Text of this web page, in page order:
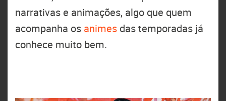
narrativas e animações, algo que quem
acompanha os animes das temporadas já
conhece muito bem.